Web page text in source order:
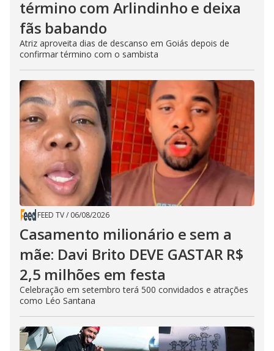
término com Arlindinho e deixa
fãs babando
Atriz aproveita dias de descanso em Goiás depois de
confirmar término com o sambista
FEED TV/ 06/08/2026
Casamento milionário e sem a
mãe: Davi Brito DEVE GASTAR R$
2,5 milhões em festa
Celebração em setembro terá 500 convidados e atrações
como Léo Santana